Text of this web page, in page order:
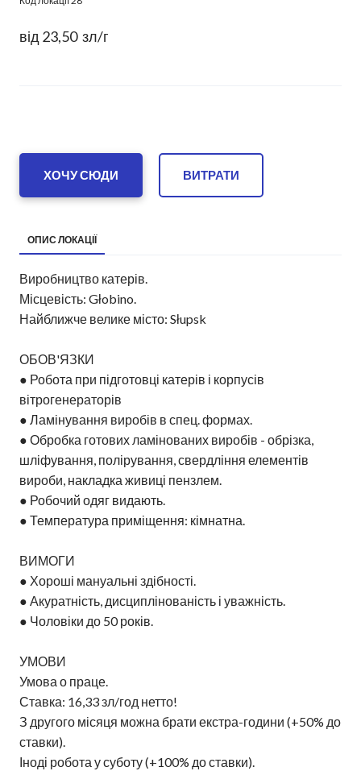
від 23,50  зл/г
ХОЧУ СЮДИ ВИТРАТИ
ОПИС ЛОКАЦІЇ
Виробництво катерів.
Місцевість: Głobino.
Найближче велике місто: Słupsk
ОБОВ'ЯЗКИ
● Робота при підготовці катерів і корпусів
вітрогенераторів
● Ламінування виробів в спец. формах.
● Обробка готових ламінованих виробів - обрізка,
шліфування, полірування, свердління елементів
вироби, накладка живиці пензлем.
● Робочий одяг видають.
● Температура приміщення: кімнатна.
ВИМОГИ
● Хороші мануальні здібності.
● Акуратність, дисциплінованість і уважність.
● Чоловіки до 50 років.
УМОВИ
Умова о праце.
Ставка: 16,33 зл/год нетто!
З другого місяця можна брати екстра-години (+50% до
ставки).
Іноді робота у суботу (+100% до ставки).